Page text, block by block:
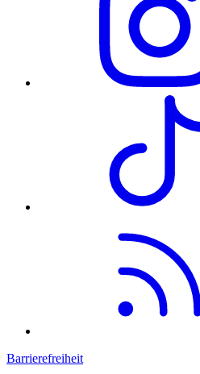
Barrierefreiheit